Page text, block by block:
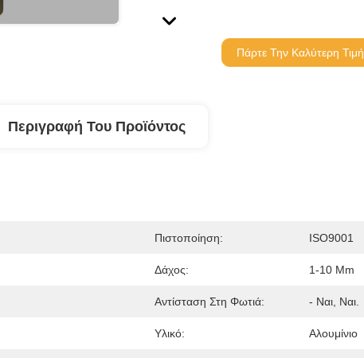
Πάρτε Την Καλύτερη Τιμή
Περιγραφή Του Προϊόντος
Πιστοποίηση: ISO9001
Δάχος: 1-10 Mm
Αντίσταση Στη Φωτιά: - Ναι, Ναι.
Υλικό: Αλουμίνιο